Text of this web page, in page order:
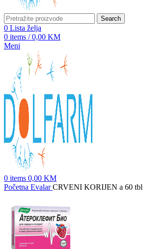
Search
0 Lista želja
0 items / 0,00 KM
Meni
0 items 0,00 KM
Početna EvalarCRVENI KORIJEN a 60 tbl